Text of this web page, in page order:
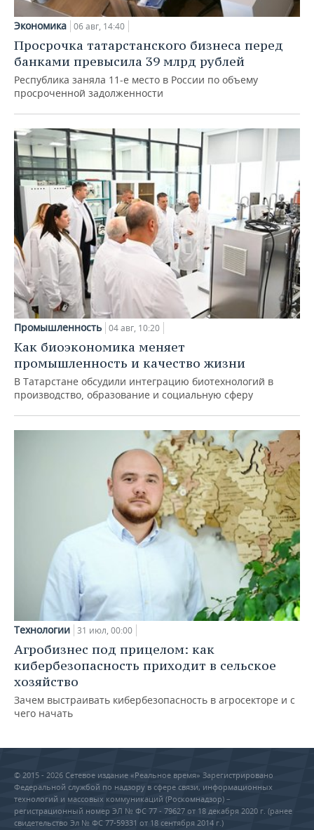
Экономика 06 авг, 14:40
Просрочка татарстанского бизнеса перед
банками превысила 39 млрд рублей
Республика заняла 11-е место в России по объему
просроченной задолженности
Промышленность 04 авг, 10:20
Как биоэкономика меняет
промышленность и качество жизни
В Татарстане обсудили интеграцию биотехнологий в
производство, образование и социальную сферу
Технологии 31 июл, 00:00
Агробизнес под прицелом: как
кибербезопасность приходит в сельское
хозяйство
Зачем выстраивать кибербезопасность в агросекторе и с
чего начать
© 2015 - 2026 Сетевое издание «Реальное время» Зарегистрировано
Федеральной службой по надзору в сфере связи, информационных
технологий и массовых коммуникаций (Роскомнадзор) –
регистрационный номер ЭЛ № ФС 77 - 79627 от 18 декабря 2020 г. (ранее
свидетельство Эл № ФС 77-59331 от 18 сентября 2014 г.)